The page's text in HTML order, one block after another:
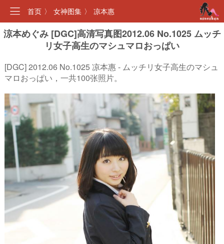
首页 〉 女神图集 〉 凉本惠
涼本めぐみ [DGC]高清写真图2012.06 No.1025 ムッチ
リ女子高生のマシュマロおっぱい
[DGC] 2012.06 No.1025 凉本惠 - ムッチリ女子高生のマシュ
マロおっぱい，一共100张照片。